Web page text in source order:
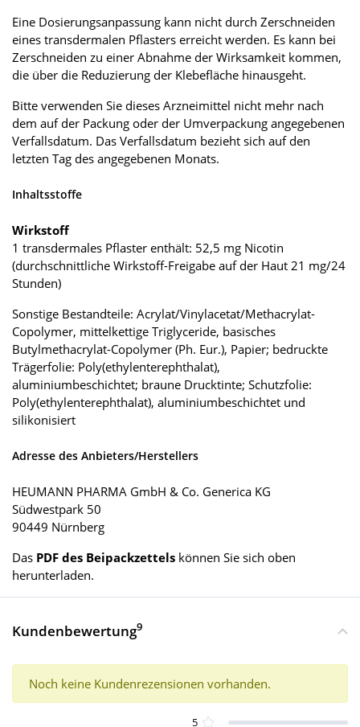
Eine Dosierungsanpassung kann nicht durch Zerschneiden
eines transdermalen Pflasters erreicht werden. Es kann bei
Zerschneiden zu einer Abnahme der Wirksamkeit kommen,
die über die Reduzierung der Klebefläche hinausgeht.
Bitte verwenden Sie dieses Arzneimittel nicht mehr nach
dem auf der Packung oder der Umverpackung angegebenen
Verfallsdatum. Das Verfallsdatum bezieht sich auf den
letzten Tag des angegebenen Monats.
Inhaltsstoffe
Wirkstoff
1 transdermales Pflaster enthält: 52,5 mg Nicotin
(durchschnittliche Wirkstoff-Freigabe auf der Haut 21 mg/24
Stunden)
Sonstige Bestandteile: Acrylat/Vinylacetat/Methacrylat-
Copolymer, mittelkettige Triglyceride, basisches
Butylmethacrylat-Copolymer (Ph. Eur.), Papier; bedruckte
Trägerfolie: Poly(ethylenterephthalat),
aluminiumbeschichtet; braune Drucktinte; Schutzfolie:
Poly(ethylenterephthalat), aluminiumbeschichtet und
silikonisiert
Adresse des Anbieters/Herstellers
HEUMANN PHARMA GmbH & Co. Generica KG
Südwestpark 50
90449 Nürnberg
Das PDF des Beipackzettels können Sie sich oben
herunterladen.
Kundenbewertung9
Noch keine Kundenrezensionen vorhanden.
5